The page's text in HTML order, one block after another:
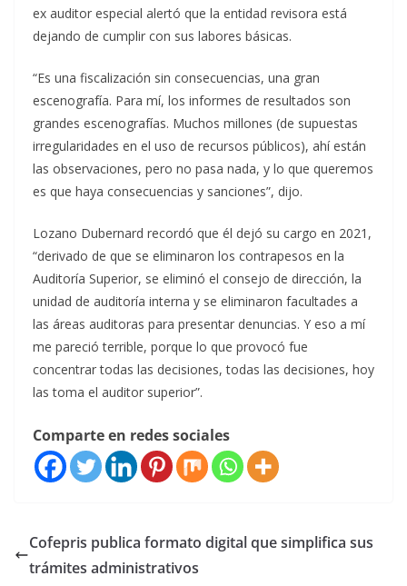
ex auditor especial alertó que la entidad revisora está
dejando de cumplir con sus labores básicas.
“Es una fiscalización sin consecuencias, una gran
escenografía. Para mí, los informes de resultados son
grandes escenografías. Muchos millones (de supuestas
irregularidades en el uso de recursos públicos), ahí están
las observaciones, pero no pasa nada, y lo que queremos
es que haya consecuencias y sanciones”, dijo.
Lozano Dubernard recordó que él dejó su cargo en 2021,
“derivado de que se eliminaron los contrapesos en la
Auditoría Superior, se eliminó el consejo de dirección, la
unidad de auditoría interna y se eliminaron facultades a
las áreas auditoras para presentar denuncias. Y eso a mí
me pareció terrible, porque lo que provocó fue
concentrar todas las decisiones, todas las decisiones, hoy
las toma el auditor superior”.
Comparte en redes sociales
Cofepris publica formato digital que simplifica sus
trámites administrativos